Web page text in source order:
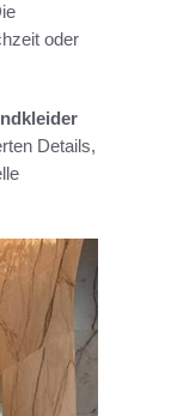
oder
Details,